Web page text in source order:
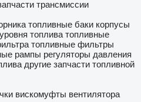
трансмиссии
топливные баки корпусы
топлива топливные
топливные фильтры
рампы регуляторы давления
другие запчасти топливной
вискомуфты вентилятора